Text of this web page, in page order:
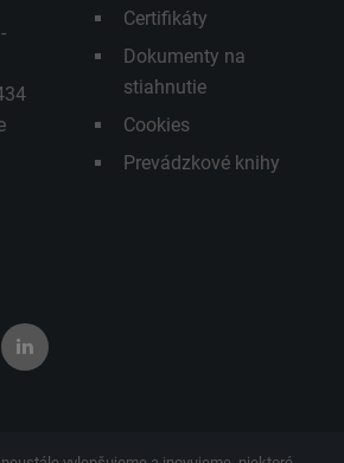
Certifikáty
Dokumenty na
stiahnutie
Cookies
Prevádzkové knihy